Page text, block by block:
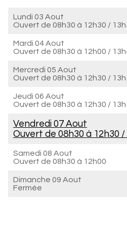
Lundi 03 Aout
Ouvert de 08h30 à 12h30 /
Mardi 04 Aout
Ouvert de 08h30 à 12h00 /
Mercredi 05 Aout
Ouvert de 08h30 à 12h30 /
Jeudi 06 Aout
Ouvert de 08h30 à 12h30 /
Vendredi 07 Aout
Ouvert de 08h30 à 12h30 /
Samedi 08 Aout
Ouvert de 08h30 à 12h00
Dimanche 09 Aout
Fermée